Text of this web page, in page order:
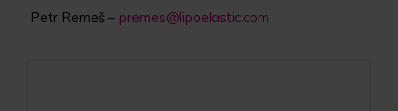
Petr Remeš – premes@lipoelastic.com